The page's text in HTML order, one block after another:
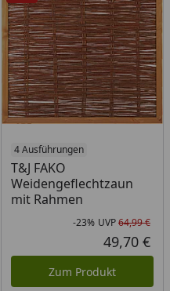
Preis
4 Ausführungen
T&J FAKO
Weidengeflechtzaun
mit Rahmen
-23% UVP64,99 €
49,70 €
Zum Produkt